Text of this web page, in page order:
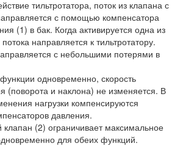
тильтротатора, поток из клапана с
с помощью компенсатора
(1) в бак. Когда активируется одна из
направляется к тильтротатору.
с небольшими потерями в
одновременно, скорость
(поворота и наклона) не изменяется. В
нагрузки компенсируются
давления.
(2) ограничивает максимальное
для обеих функций.